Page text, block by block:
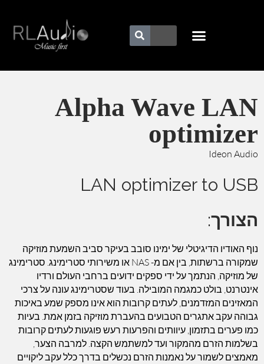
Alpha Wave LAN
optimizer
Ideon Audio
LAN optimizer to USB
הצורך:
נוף האודיו הדיגיטלי של ימינו סובב בעיקר סביב השמעת מוזיקה
שמקורה ברשתות, בין אם מ- NAS או משירותי סטרימינג. סטרימינג
של מוזיקה, הנתמך על ידי ספקים ידועים ברחבי העולם ורדיו
אינטרנט, בולט כמגמה המובילה. בעוד שסטרימינג עונה על צרכי
המאזינים המזדמנים, לעתים קרובות הוא אינו מספק שמע באיכות
גבוהה עקב אתגרים הטבועים בהעברת מוזיקה בזמן אמת. בעיות
כמו פערים בתזמון, עיוותים והפרעות רעש פוגעות לעתים קרובות
בשלמות הזרם מהמקור ועד למשתמש הקצה. למרבה הצער,
מאמצים לשמור על נאמנות הזרם נכשלים בדרך כלל עקב ליקויים